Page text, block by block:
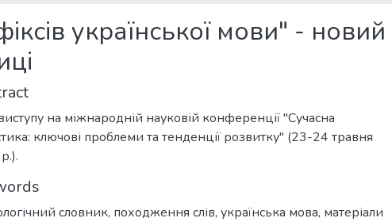
української мови" -
на міжнародній науковій конференції "Сучасна
ключові проблеми та тенденції розвитку" (23-24 травня
словник, походження слів, українська мова, матеріали